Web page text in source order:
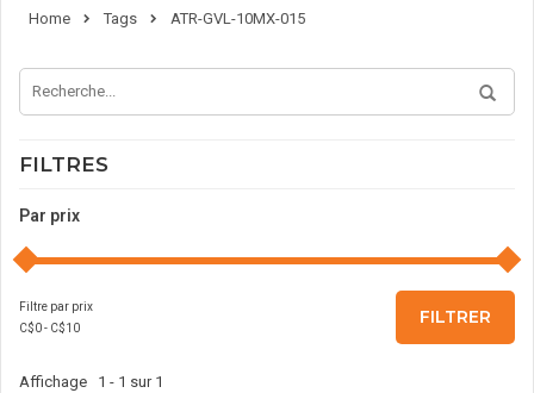
Home Tags ATR-GVL-10MX-015
FILTRES
Par prix
Filtre par prix
C$0- C$10
FILTRER
Affichage 1 - 1 sur 1